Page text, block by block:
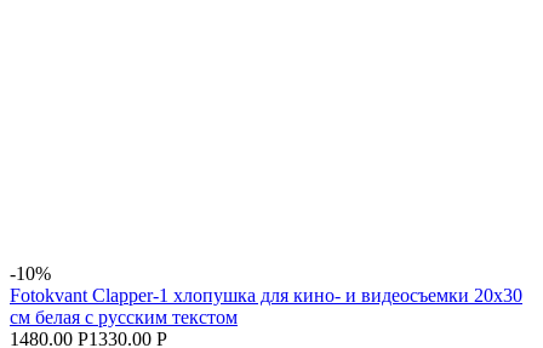
-10%
Fotokvant Clapper-1 хлопушка для кино- и видеосъемки 20х30
см белая с русским текстом
1480.00 Р1330.00 Р